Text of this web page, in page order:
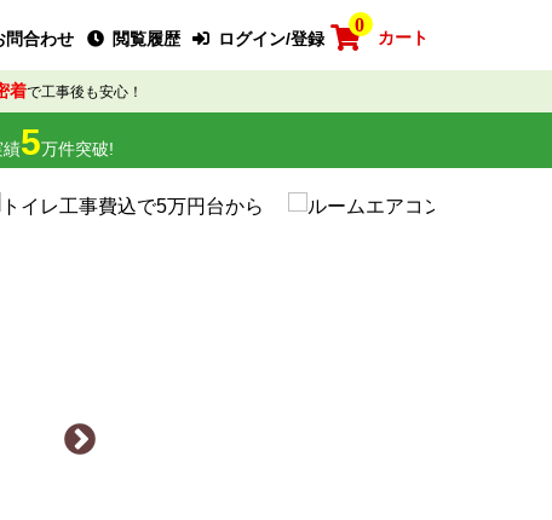
問合わせ 閲覧履歴 ログイン/登録
0
カート
着で工事後も安心！
績5万件突破!